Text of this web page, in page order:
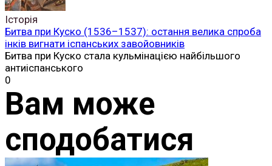
Історія
Битва при Куско (1536–1537): остання велика спроба
інків вигнати іспанських завойовників
Битва при Куско стала кульмінацією найбільшого
антиіспанського
0
Вам може
сподобатися